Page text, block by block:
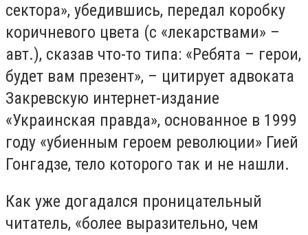
сектора», убедившись, передал коробку
коричневого цвета (с «лекарствами» –
авт.), сказав что-то типа: «Ребята – герои,
будет вам презент», – цитирует адвоката
Закревскую интернет-издание
«Украинская правда», основанное в 1999
году «убиенным героем революции» Гией
Гонгадзе, тело которого так и не нашли.
Как уже догадался проницательный
читатель, «более выразительно, чем